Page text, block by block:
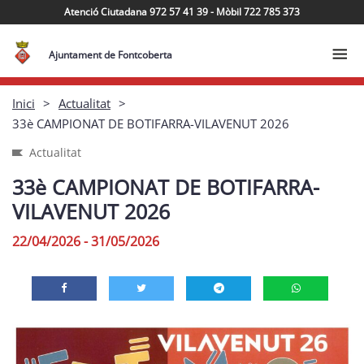
Atenció Ciutadana 972 57 41 39 - Mòbil 722 785 373
Ajuntament de Fontcoberta
Inici
Actualitat
33è CAMPIONAT DE BOTIFARRA-VILAVENUT 2026
Actualitat
33è CAMPIONAT DE BOTIFARRA-
VILAVENUT 2026
22/04/2026 - 31/05/2026